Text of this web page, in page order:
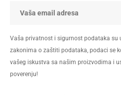
Vaša privatnost i sigurnost podataka su
zakonima o zaštiti podataka, podaci se
vašeg iskustva sa našim proizvodima i
poverenju!